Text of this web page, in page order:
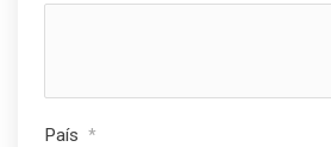
País *